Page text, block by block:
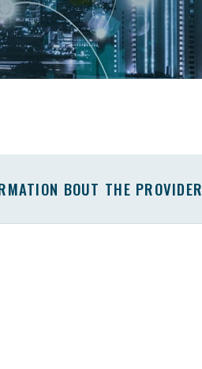
BOUT THE PROVIDER